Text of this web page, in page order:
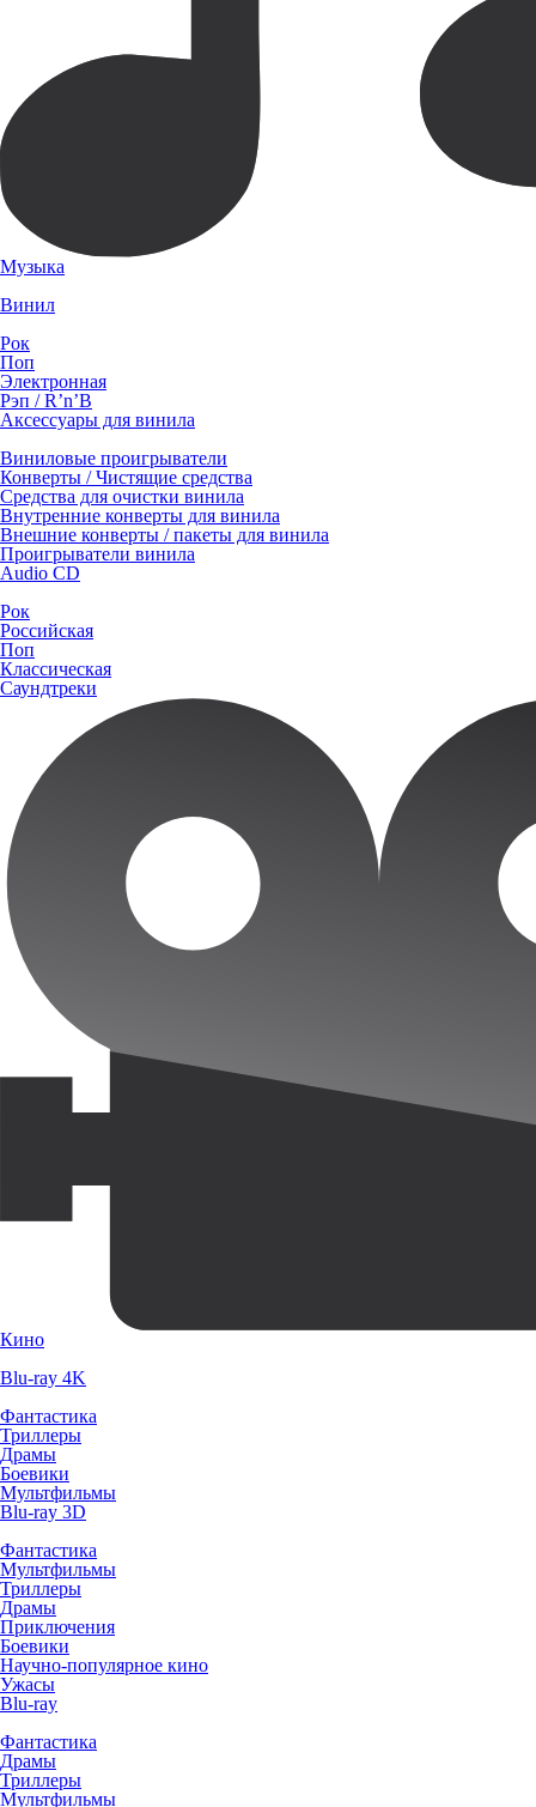
Музыка
Винил
Рок
Поп
Электронная
Рэп / R’n’B
Аксессуары для винила
Виниловые проигрыватели
Конверты / Чистящие средства
Средства для очистки винила
Внутренние конверты для винила
Внешние конверты / пакеты для винила
Проигрыватели винила
Audio CD
Рок
Российская
Поп
Классическая
Саундтреки
Кино
Blu-ray 4K
Фантастика
Триллеры
Драмы
Боевики
Мультфильмы
Blu-ray 3D
Фантастика
Мультфильмы
Триллеры
Драмы
Приключения
Боевики
Научно-популярное кино
Ужасы
Blu-ray
Фантастика
Драмы
Триллеры
Мультфильмы